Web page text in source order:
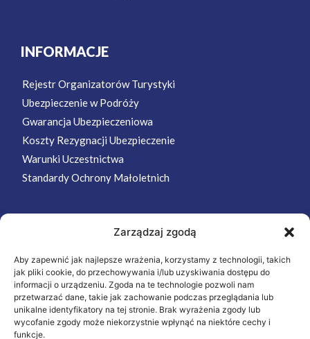
Zarządzaj zgodą
Aby zapewnić jak najlepsze wrażenia, korzystamy z technologii, takich
jak pliki cookie, do przechowywania i/lub uzyskiwania dostępu do
informacji o urządzeniu. Zgoda na te technologie pozwoli nam
przetwarzać dane, takie jak zachowanie podczas przeglądania lub
unikalne identyfikatory na tej stronie. Brak wyrażenia zgody lub
wycofanie zgody może niekorzystnie wpłynąć na niektóre cechy i
funkcje.
INFORMACJE
Rejestr Organizatorów Turystyki
Ubezpieczenie w Podróży
Gwarancja Ubezpieczeniowa
Koszty Rezygnacji Ubezpieczenie
Warunki Uczestnictwa
Standardy Ochrony Małoletnich
Strona Główna
Wycieczki
Oferta
O nas